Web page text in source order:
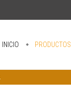
INICIO PRODUCTOS